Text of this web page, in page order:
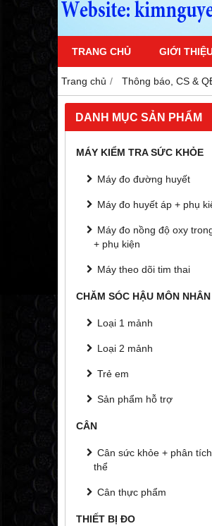
TRANG CHỦ GIỚI
Trang chủ Thông báo, CS &
DANH MỤC SẢN PHẨM
MÁY KIỂM TRA SỨC KHỎE
Máy đo đường huyết
Máy đo huyết áp + phụ
Máy đo nồng độ oxy
+ phụ kiện
Máy theo dõi tim thai
CHĂM SÓC HẬU MÔN
Loại 1 mảnh
Loại 2 mảnh
Trẻ em
Sản phẩm hỗ trợ
CÂN
Cân sức khỏe + phân
thể
Cân thực phẩm
THIẾT BỊ ĐO